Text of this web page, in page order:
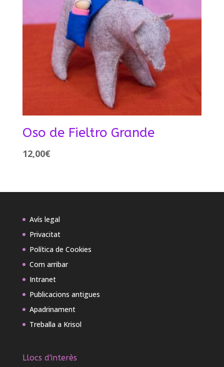
Oso de Fieltro Grande
12,00€
Avís legal
Privacitat
Política de Cookies
Com arribar
Intranet
Publicacions antigues
Apadrinament
Treballa a Krisol
Llocs d'interès